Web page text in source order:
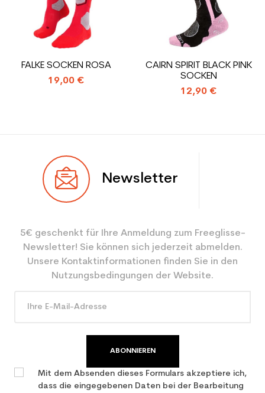
CO2-Einsparungen für
den Planeten (in kg)
Erwachsene Leistung
FALKE SOCKEN ROSA
19,00 €
CAIRN SPIRIT BLACK PINK
SOCKEN
12,90 €
Newsletter
5€ geschenkt für Ihre Anmeldung zum Freeglisse-
Newsletter! Sie können sich jederzeit abmelden.
Unsere Kontaktinformationen finden Sie in den
Nutzungsbedingungen der Website.
ABONNIEREN
Mit dem Absenden dieses Formulars akzeptiere ich,
dass die eingegebenen Daten bei der Bearbeitung